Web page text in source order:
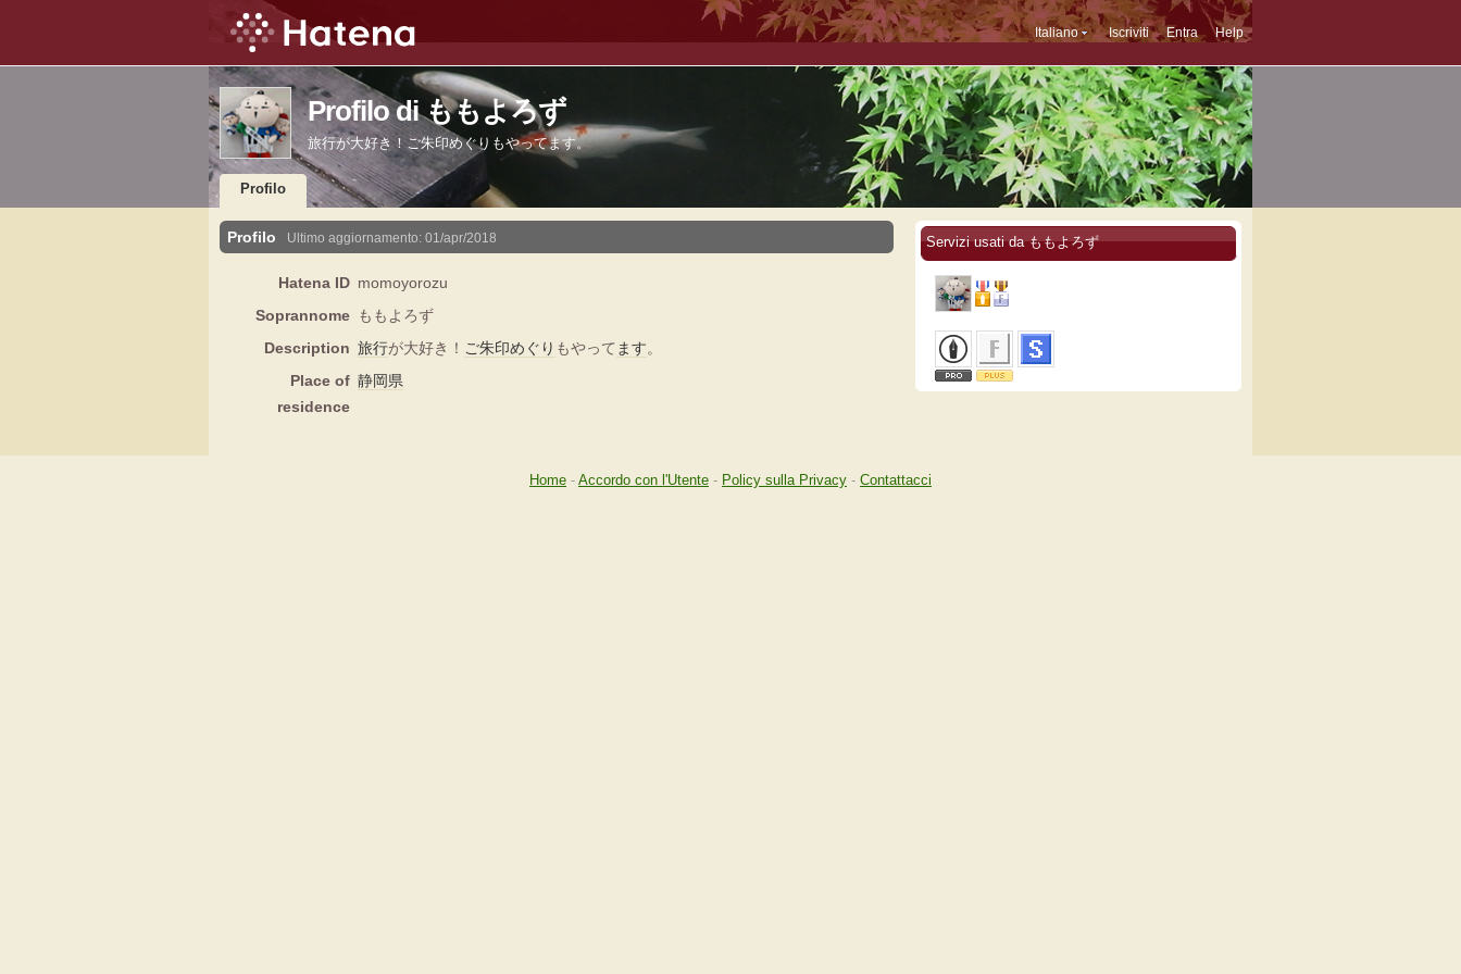
Italiano Iscriviti Entra Help
Profilo di ももよろず
旅行が大好き！ご朱印めぐりもやってます。
Profilo
Profilo Ultimo aggiornamento: 01/apr/2018
Hatena ID momoyorozu
Soprannome ももよろず
Description 旅行が大好き！ ご朱印めぐり もやって ます。
Place of
residence
静岡県
Servizi usati da ももよろず
Home - Accordo con l'Utente - Policy sulla Privacy - Contattacci